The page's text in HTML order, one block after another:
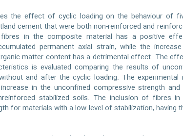
the effect of cyclic loading on the behaviour of
cement that were both non-reinforced and
in the composite material has a positive
permanent axial strain, while the
matter content has a detrimental effect. The
is evaluated comparing the results of
and after the cyclic loading. The
in the unconfined compressive strength
stabilized soils. The inclusion of fibres
for materials with a low level of stabilization,